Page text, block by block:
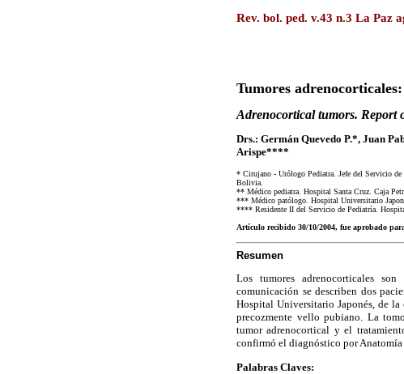
Rev. bol. ped. v.43 n.3 La Paz
Tumores
Adrenocortical tumors. Report
Drs.: Germán Quevedo P.*, Juan
Arispe****
* Cirujano - Urólogo Pediatra. Jefe del Servicio
Bolivia.
** Médico pediatra. Hospital Santa Cruz. Caja
*** Médico patólogo. Hospital Universitario
**** Residente II del Servicio de Pediatría.
Artículo recibido 30/10/2004, fue aprobado
Resumen
Los tumores adrenocorticales
comunicación se describen dos
Hospital Universitario Japonés, de
precozmente vello pubiano. La
tumor adrenocortical y el
confirmó el diagnóstico por
Palabras Claves: